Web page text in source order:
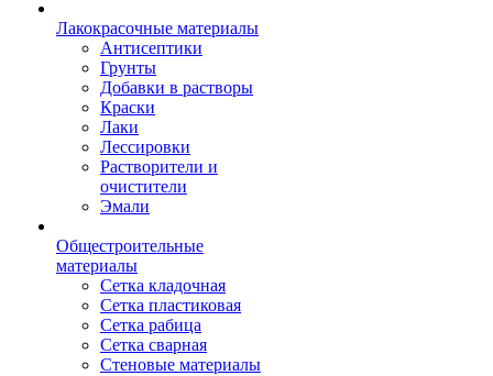
Лакокрасочные материалы
Антисептики
Грунты
Добавки в растворы
Краски
Лаки
Лессировки
Растворители и
очистители
Эмали
Общестроительные
материалы
Сетка кладочная
Сетка пластиковая
Сетка рабица
Сетка сварная
Стеновые материалы